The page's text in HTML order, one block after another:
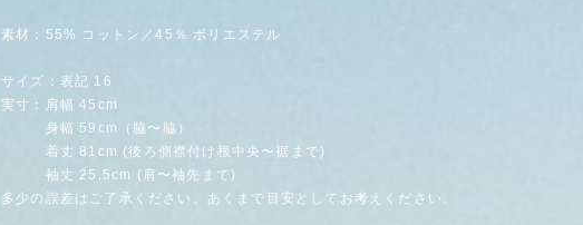
素材：55% コットン／45％ ポリエステル
サイズ：表記 16
実寸：肩幅 45cm
身幅 59cm（脇〜脇）
着丈 81cm (後ろ側襟付け根中央〜裾まで)
袖丈 25.5cm (肩〜袖先まで)
多少の誤差はご了承ください。あくまで目安としてお考えください。